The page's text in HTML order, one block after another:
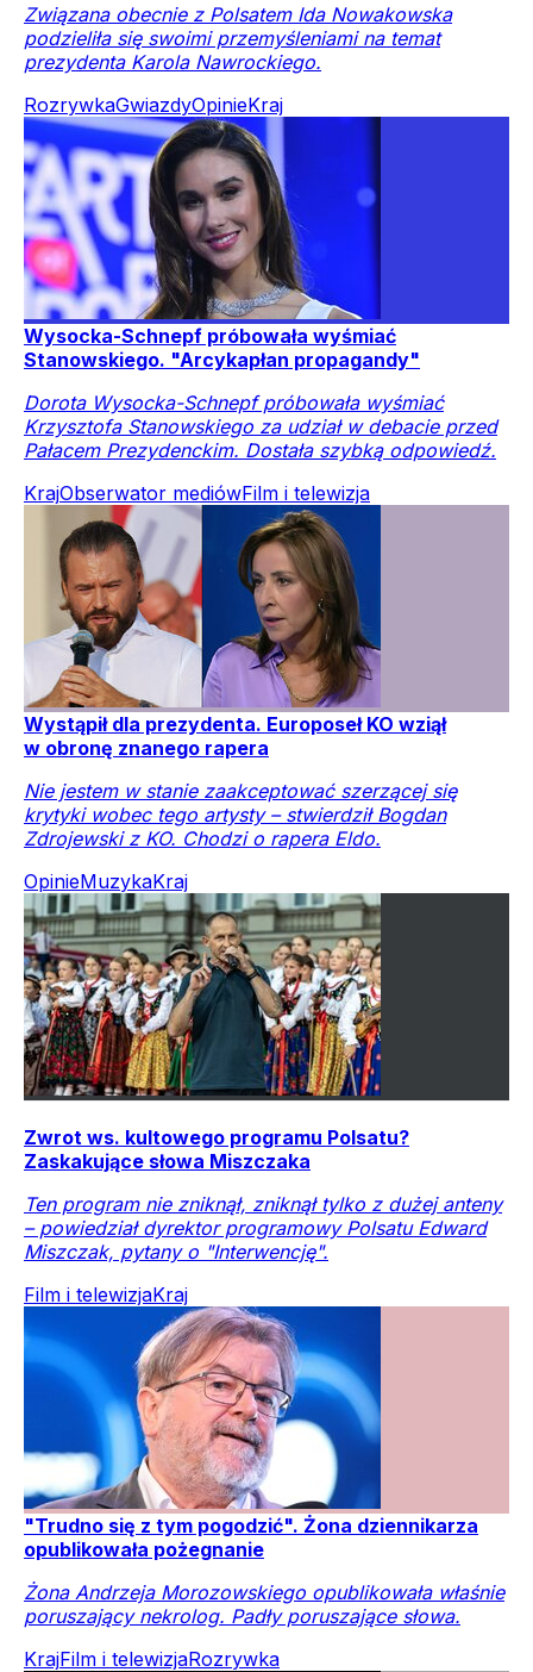
Związana obecnie z Polsatem Ida Nowakowska
podzieliła się swoimi przemyśleniami na temat
prezydenta Karola Nawrockiego.
RozrywkaGwiazdyOpinieKraj
Wysocka-Schnepf próbowała wyśmiać
Stanowskiego. "Arcykapłan propagandy"
Dorota Wysocka-Schnepf próbowała wyśmiać
Krzysztofa Stanowskiego za udział w debacie przed
Pałacem Prezydenckim. Dostała szybką odpowiedź.
KrajObserwator mediówFilm i telewizja
Wystąpił dla prezydenta. Europoseł KO wziął
w obronę znanego rapera
Nie jestem w stanie zaakceptować szerzącej się
krytyki wobec tego artysty – stwierdził Bogdan
Zdrojewski z KO. Chodzi o rapera Eldo.
OpinieMuzykaKraj
Zwrot ws. kultowego programu Polsatu?
Zaskakujące słowa Miszczaka
Ten program nie zniknął, zniknął tylko z dużej anteny
– powiedział dyrektor programowy Polsatu Edward
Miszczak, pytany o "Interwencję".
Film i telewizjaKraj
"Trudno się z tym pogodzić". Żona dziennikarza
opublikowała pożegnanie
Żona Andrzeja Morozowskiego opublikowała właśnie
poruszający nekrolog. Padły poruszające słowa.
KrajFilm i telewizjaRozrywka